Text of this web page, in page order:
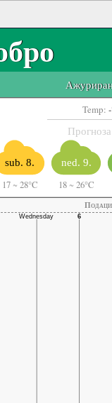
Temp: -
sub. 8.
17 ~ 28°C
ned. 9.
18 ~ 26°C